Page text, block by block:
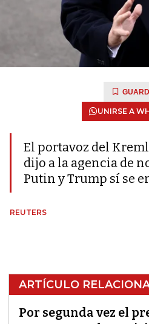
UNIRSE A
El portavoz del
dijo a la agencia de
Putin y Trump sí se
REUTERS
ARTÍCULO
Por segunda vez el